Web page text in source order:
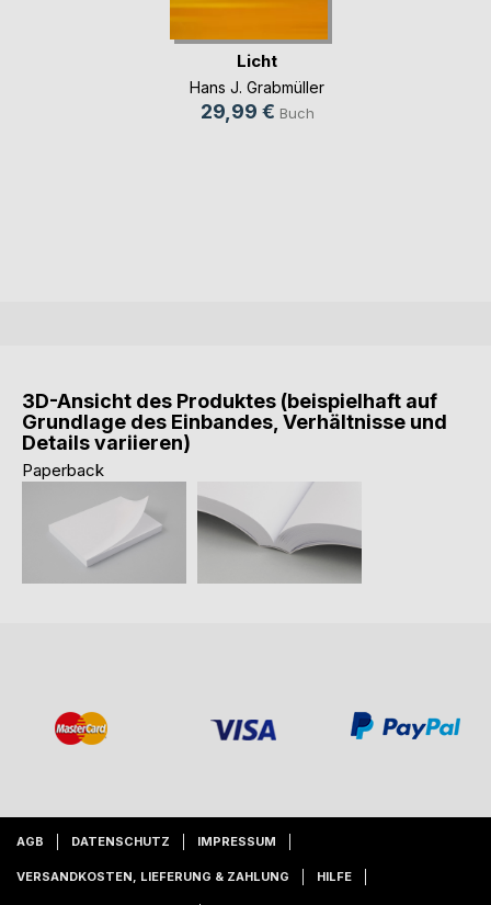
Licht
Hans J. Grabmüller
29,99 € Buch
3D-Ansicht des Produktes (beispielhaft auf
Grundlage des Einbandes, Verhältnisse und
Details variieren)
Paperback
AGB DATENSCHUTZ IMPRESSUM
VERSANDKOSTEN, LIEFERUNG & ZAHLUNG HILFE